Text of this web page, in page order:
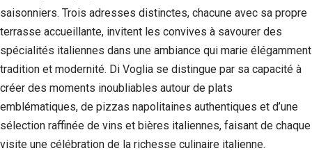
saisonniers. Trois adresses distinctes, chacune avec sa propre
terrasse accueillante, invitent les convives à savourer des
spécialités italiennes dans une ambiance qui marie élégamment
tradition et modernité. Di Voglia se distingue par sa capacité à
créer des moments inoubliables autour de plats
emblématiques, de pizzas napolitaines authentiques et d’une
sélection raffinée de vins et bières italiennes, faisant de chaque
visite une célébration de la richesse culinaire italienne.